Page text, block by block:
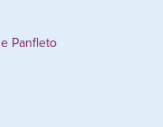
Panfleto